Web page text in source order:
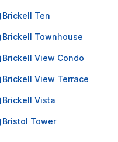
Brickell Ten
Brickell Townhouse
Brickell View Condo
Brickell View Terrace
Brickell Vista
Bristol Tower